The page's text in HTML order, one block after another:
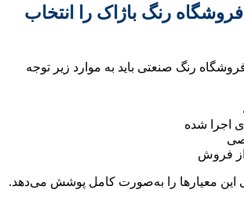
رنگ باژاک را انتخاب
رنگ صنعتی باید به موارد زیر توجه
اجرا شده
از فروش
این معیارها را به‌صورت کامل پوشش می‌دهد.